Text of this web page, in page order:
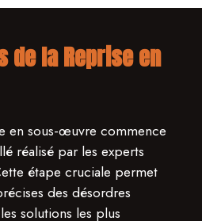
de la Reprise en
en sous-œuvre commence
réalisé par les experts
étape cruciale permet
des désordres
solutions les plus